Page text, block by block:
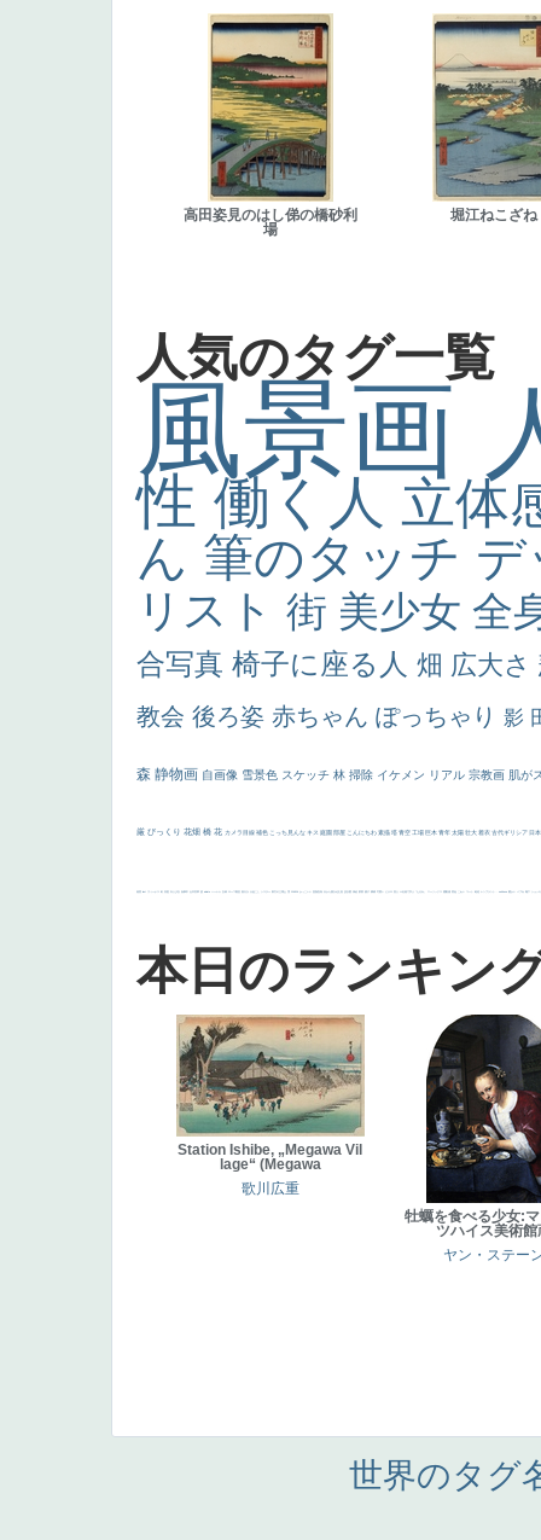
高田姿見のはし俤の橋砂利
場
堀江ねこざね
人気のタグ一覧
風景画
性 働く人 立体
ん 筆のタッチ
リスト 街 美少女 全
合写真 椅子に座る人 畑 広大さ
教会 後ろ姿 赤ちゃん ぽっちゃり 影
森 静物画 自画像 雪景色 スケッチ 林 掃除 イケメン リアル 宗教画 肌が
厳 びっくり 花畑 橋 花 カメラ目線 補色 こっち見んな キス 庭園 部屋 こんにちわ 素描 塔 青空 工場 巨木 青年 太陽 壮大 着衣 古代ギリシア 日
画質 last ヴィーナス 剣 白人少女 食事中 山本芳翠 麦 alciato ハーレム 女神 ローマ教皇 奥行き 火起こし シスター 東方の三博士 114514 かっこいい 受胎告知 天から覗き込む顔 設計図 挿絵 群衆 親子 裸婦 可愛い ピサロ ＃名画で学ぶ「たるみ」 ニーソックス 躍動感 黄色 こわい コート 畦道 レンブラント・ sekkusu 暖かい バブみ 靴下 ショッ
本日のランキン
Station Ishibe, „Megawa Vil
lage“ (Megawa
歌川広重
牡蠣を食べる少女:
ツハイス美術館
ヤン・ステー
世界のタグ